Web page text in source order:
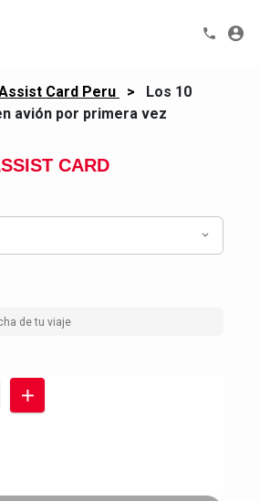
Card Peru >
Los 10
avión por primera vez
CARD
de tu viaje